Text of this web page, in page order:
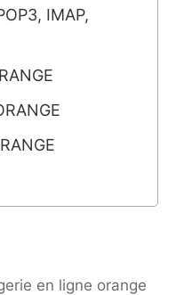
IMAP,
en ligne orange